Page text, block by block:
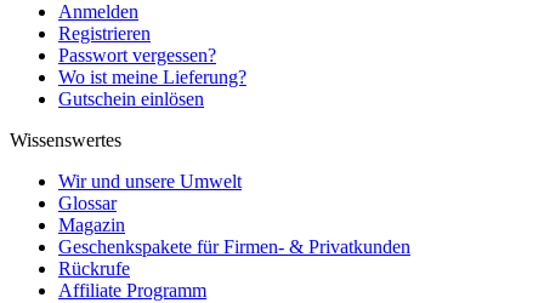
Anmelden
Registrieren
Passwort vergessen?
Wo ist meine Lieferung?
Gutschein einlösen
Wissenswertes
Wir und unsere Umwelt
Glossar
Magazin
Geschenkspakete für Firmen- & Privatkunden
Rückrufe
Affiliate Programm